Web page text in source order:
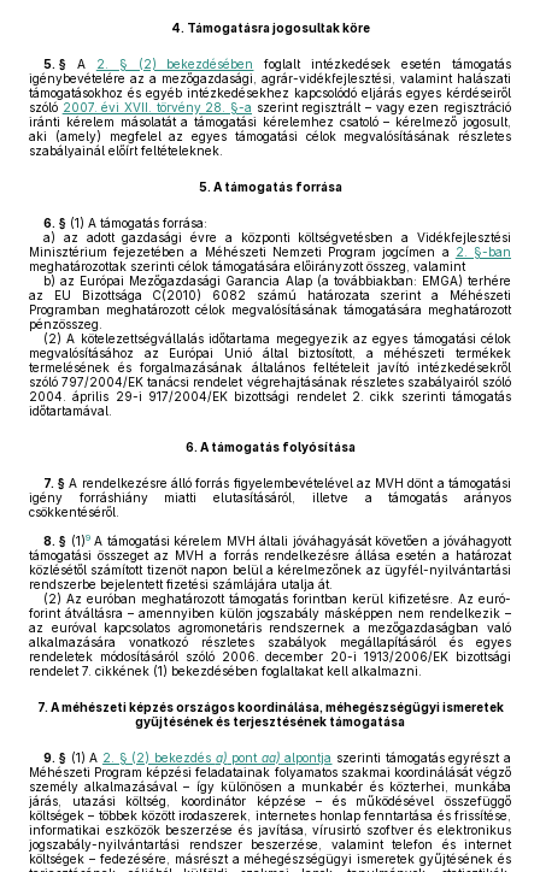
4. Támogatásra jogosultak köre
5. § A 2. § (2) bekezdésében
foglalt intézkedések esetén támogatás
igénybevételére az a mezőgazdasági, agrár-vidékfejlesztési, valamint halászati
támogatásokhoz és egyéb intézkedésekhez kapcsolódó eljárás egyes kérdéseiről
szóló 2007. évi XVII. törvény 28. §-a szerint regisztrált – vagy ezen regisztráció
iránti kérelem másolatát a támogatási kérelemhez csatoló – kérelmező jogosult,
aki (amely) megfelel az egyes támogatási célok megvalósításának részletes
szabályainál előírt feltételeknek.
5. A támogatás forrása
6. § (1) A támogatás forrása:
a) az adott gazdasági évre a központi költségvetésben a Vidékfejlesztési
Minisztérium fejezetében a Méhészeti Nemzeti Program jogcímen a 2. §-ban
meghatározottak szerinti célok támogatására előirányzott összeg, valamint
b) az Európai Mezőgazdasági Garancia Alap (a továbbiakban: EMGA) terhére
az EU Bizottsága C(2010) 6082 számú határozata szerint a Méhészeti
Programban meghatározott célok megvalósításának támogatására meghatározott
pénzösszeg.
(2) A kötelezettségvállalás időtartama megegyezik az egyes támogatási célok
megvalósításához az Európai Unió által biztosított, a méhészeti termékek
termelésének és forgalmazásának általános feltételeit javító intézkedésekről
szóló 797/2004/EK tanácsi rendelet végrehajtásának részletes szabályairól szóló
2004. április 29-i 917/2004/EK bizottsági rendelet 2. cikk szerinti támogatás
időtartamával.
6. A támogatás folyósítása
7. § A rendelkezésre álló forrás figyelembevételével az MVH dönt a támogatási
igény forráshiány miatti elutasításáról, illetve a támogatás arányos
csökkentéséről.
8. § (1)9A támogatási kérelem MVH általi jóváhagyását követően a jóváhagyott
támogatási összeget az MVH a forrás rendelkezésre állása esetén a határozat
közlésétől számított tizenöt napon belül a kérelmezőnek az ügyfél-nyilvántartási
rendszerbe bejelentett fizetési számlájára utalja át.
(2) Az euróban meghatározott támogatás forintban kerül kifizetésre. Az euró-
forint átváltásra – amennyiben külön jogszabály másképpen nem rendelkezik –
az euróval kapcsolatos agromonetáris rendszernek a mezőgazdaságban való
alkalmazására vonatkozó részletes szabályok megállapításáról és egyes
rendeletek módosításáról szóló 2006. december 20-i 1913/2006/EK bizottsági
rendelet 7. cikkének (1) bekezdésében foglaltakat kell alkalmazni.
7. A méhészeti képzés országos koordinálása, méhegészségügyi ismeretek
gyűjtésének és terjesztésének támogatása
9. § (1) A 2. § (2) bekezdés a) pont aa) alpontja szerinti támogatás egyrészt a
Méhészeti Program képzési feladatainak folyamatos szakmai koordinálását végző
személy alkalmazásával – így különösen a munkabér és közterhei, munkába
járás, utazási költség, koordinátor képzése – és működésével összefüggő
költségek – többek között irodaszerek, internetes honlap fenntartása és frissítése,
informatikai eszközök beszerzése és javítása, vírusirtó szoftver és elektronikus
jogszabály-nyilvántartási rendszer beszerzése, valamint telefon és internet
költségek – fedezésére, másrészt a méhegészségügyi ismeretek gyűjtésének és